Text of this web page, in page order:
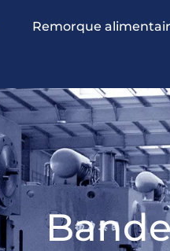
Remorque